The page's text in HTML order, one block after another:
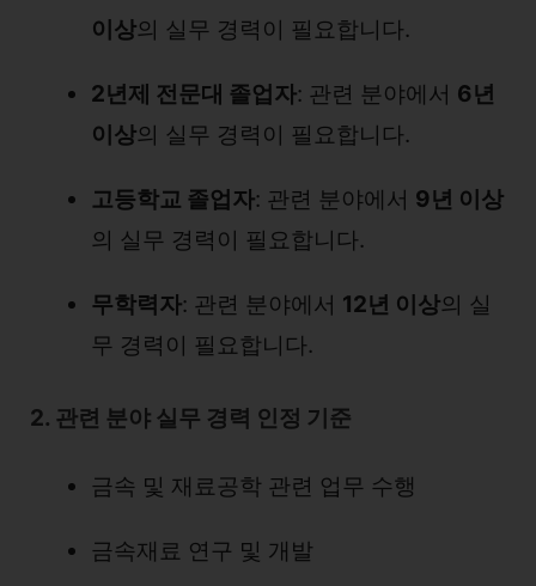
이상의 실무 경력이 필요합니다.
2년제 전문대 졸업자: 관련 분야에서 6년
이상의 실무 경력이 필요합니다.
고등학교 졸업자: 관련 분야에서 9년 이상
의 실무 경력이 필요합니다.
무학력자: 관련 분야에서 12년 이상의 실
무 경력이 필요합니다.
2. 관련 분야 실무 경력 인정 기준
금속 및 재료공학 관련 업무 수행
금속재료 연구 및 개발